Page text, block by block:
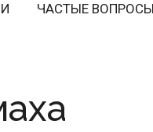
ЧАСТЫЕ ВОПРОСЫ